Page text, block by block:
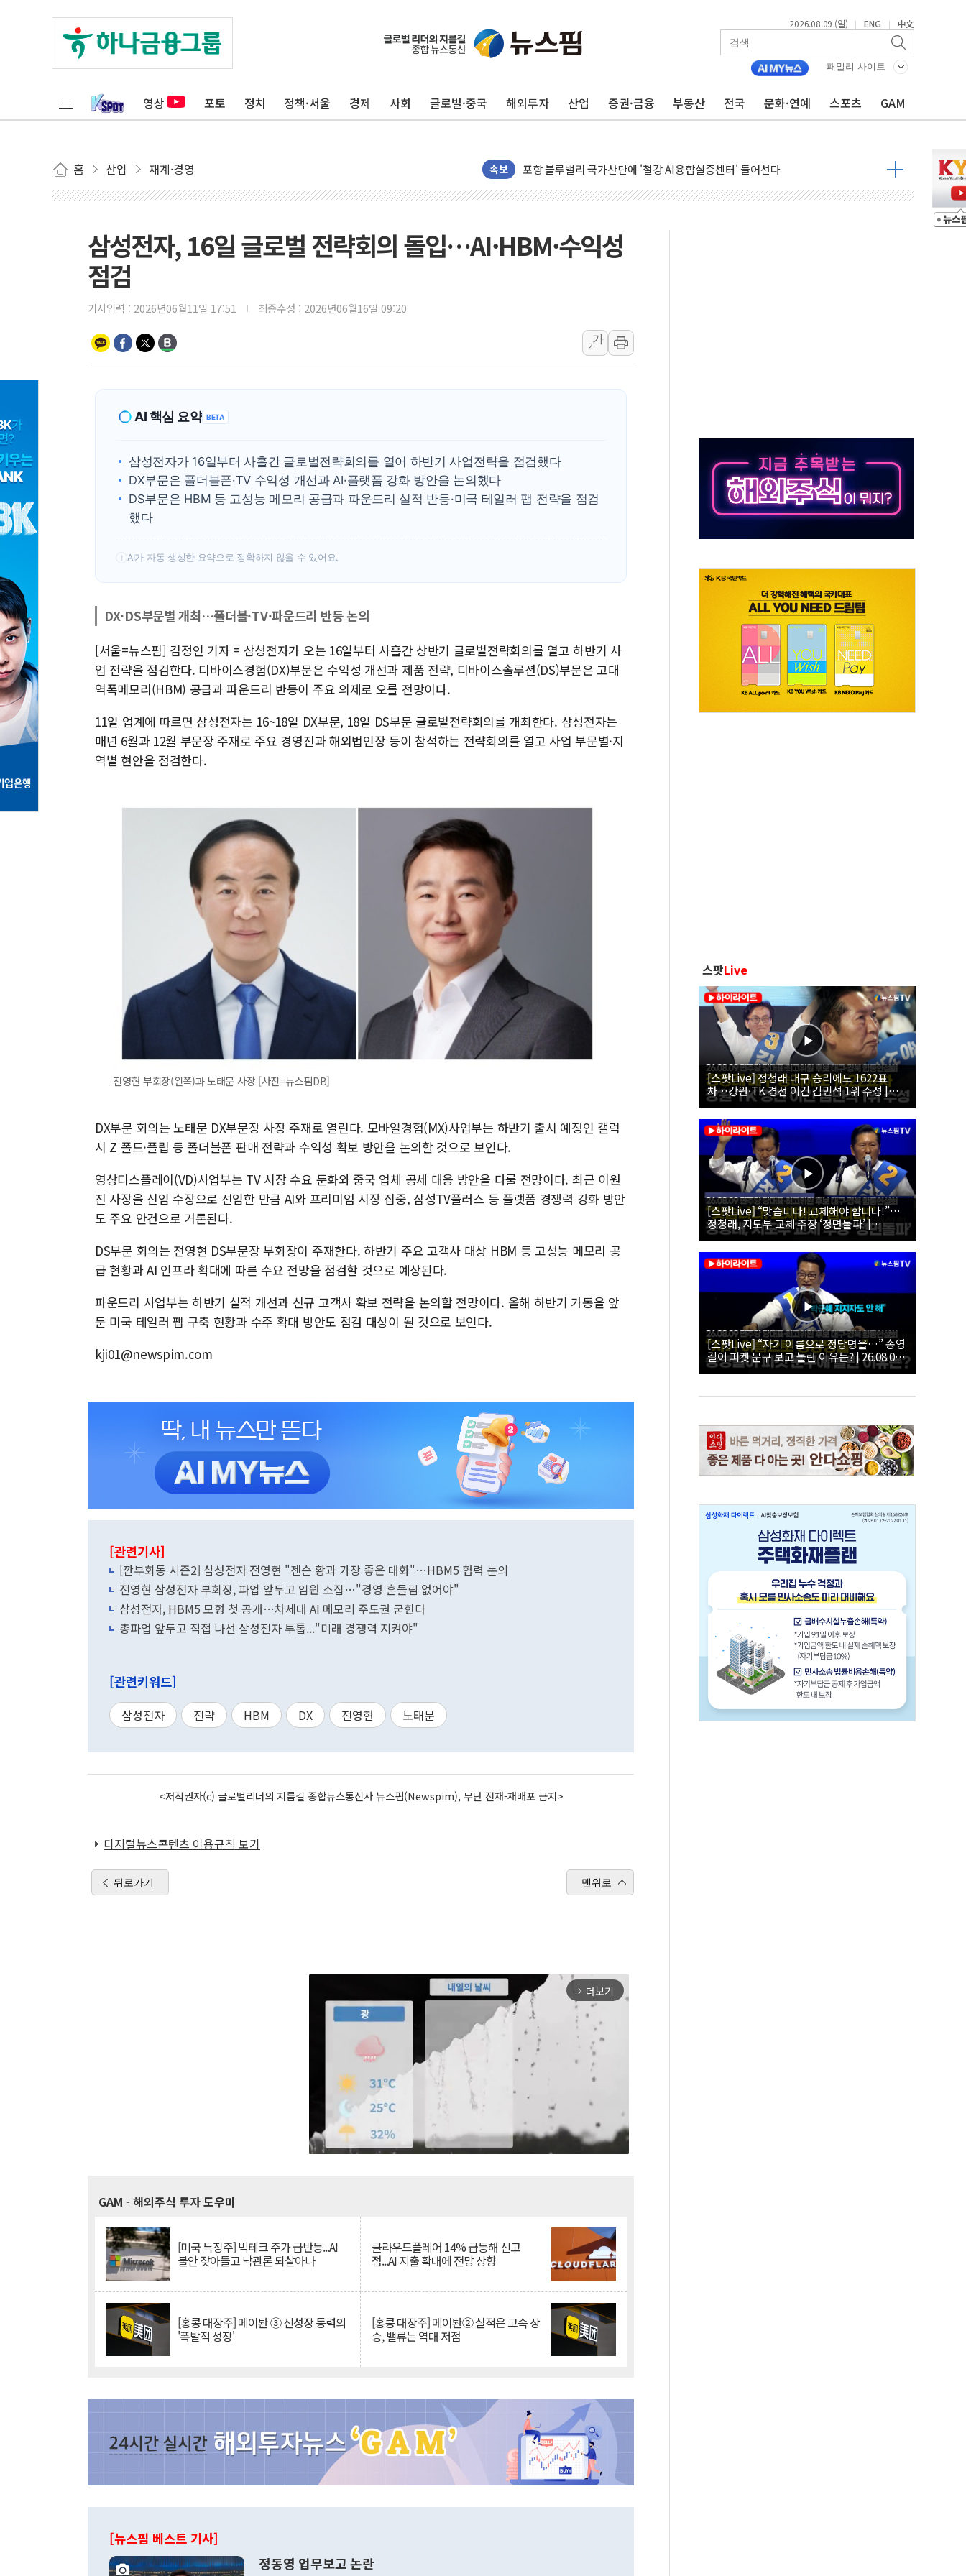
2026.08.09 (일) | ENG | 中文
패밀리 사이트
영상 포토 정치 정책·서울 경제 사회 글로벌·중국 해외투자 산업 증권·금융 부동산 전국 문화·연예 스포츠 GAM
홈 산업 재계·경영 속보
125mm 폭우 쏟아진 울진...'두천~하당'·'올미골교' 차량 통행 선제 제한
상주 낙동강 선착장 하류서 50대 숨진 채 발견...경찰, 조사 중
[종합] 김민석, 정청래에 누적 1.48%p 차 선두 유지...金 46.01% vs 鄭 44.53%
인천서 말다툼 중 어머니 살해 10대 구속…범행 후 반려견도 죽여
[속보] 민주, 대구 경선 결과 발표...정청래 47.82% 김민석 46.35% 송영길 5.83%
[속보] 민주, 강원 경선 결과 발표...김민석 50.30% 정청래 41.94% 송영길 7.76%
최태원, 노소영에 9440억 지급 확정되나…재상고 앞두고 막판 셈법
인천시 광복절 현수막 '태극기 거꾸로' 논란…이틀만에 철거
병무청, 보충역 전면 손질… 예술·체육요원 최대 33% 감축
홈플러스發 대형마트 판매, 역대 최대폭 감소한 9.4%↓…유통업계 양극화 심화
윤준병·이해민 의원, '정부 특사'로 콜롬비아 대통령 취임식 참석
'호우·산사태 주의보' 울진 시간당 30mm 강한 비...호우 피해 없어
삼성전자, 16일 글로벌 전략회의 돌입…AI·HBM·수익성
점검
기사입력 : 2026년06월11일 17:51 최종수정 : 2026년06월16일 09:20
가
가
AI 핵심 요약 BETA
삼성전자가 16일부터 사흘간 글로벌전략회의를 열어 하반기 사업전략을 점검했다
DX부문은 폴더블폰·TV 수익성 개선과 AI·플랫폼 강화 방안을 논의했다
DS부문은 HBM 등 고성능 메모리 공급과 파운드리 실적 반등·미국 테일러 팹 전략을 점검
했다
! AI가 자동 생성한 요약으로 정확하지 않을 수 있어요.
DX·DS부문별 개최…폴더블·TV·파운드리 반등 논의
[서울=뉴스핌] 김정인 기자 = 삼성전자가 오는 16일부터 사흘간 상반기 글로벌전략회의를 열고 하반기 사
업 전략을 점검한다. 디바이스경험(DX)부문은 수익성 개선과 제품 전략, 디바이스솔루션(DS)부문은 고대
역폭메모리(HBM) 공급과 파운드리 반등이 주요 의제로 오를 전망이다.
11일 업계에 따르면 삼성전자는 16~18일 DX부문, 18일 DS부문 글로벌전략회의를 개최한다. 삼성전자는
매년 6월과 12월 부문장 주재로 주요 경영진과 해외법인장 등이 참석하는 전략회의를 열고 사업 부문별·지
역별 현안을 점검한다.
전영현 부회장(왼쪽)과 노태문 사장 [사진=뉴스핌DB]
DX부문 회의는 노태문 DX부문장 사장 주재로 열린다. 모바일경험(MX)사업부는 하반기 출시 예정인 갤럭
시 Z 폴드·플립 등 폴더블폰 판매 전략과 수익성 확보 방안을 논의할 것으로 보인다.
영상디스플레이(VD)사업부는 TV 시장 수요 둔화와 중국 업체 공세 대응 방안을 다룰 전망이다. 최근 이원
진 사장을 신임 수장으로 선임한 만큼 AI와 프리미엄 시장 집중, 삼성TV플러스 등 플랫폼 경쟁력 강화 방안
도 주요 안건으로 거론된다.
DS부문 회의는 전영현 DS부문장 부회장이 주재한다. 하반기 주요 고객사 대상 HBM 등 고성능 메모리 공
급 현황과 AI 인프라 확대에 따른 수요 전망을 점검할 것으로 예상된다.
파운드리 사업부는 하반기 실적 개선과 신규 고객사 확보 전략을 논의할 전망이다. 올해 하반기 가동을 앞
둔 미국 테일러 팹 구축 현황과 수주 확대 방안도 점검 대상이 될 것으로 보인다.
kji01@newspim.com
[관련기사]
[깐부회동 시즌2] 삼성전자 전영현 "젠슨 황과 가장 좋은 대화"…HBM5 협력 논의
전영현 삼성전자 부회장, 파업 앞두고 임원 소집…"경영 흔들림 없어야"
삼성전자, HBM5 모형 첫 공개…차세대 AI 메모리 주도권 굳힌다
총파업 앞두고 직접 나선 삼성전자 투톱..."미래 경쟁력 지켜야"
[관련키워드]
삼성전자 전략 HBM DX 전영현 노태문
<저작권자(c) 글로벌리더의 지름길 종합뉴스통신사 뉴스핌(Newspim), 무단 전재-재배포 금지>
디지털뉴스콘텐츠 이용규칙 보기
뒤로가기 맨위로
arrow_forward_ios 더보기
GAM - 해외주식 투자 도우미
[미국 특징주] 빅테크 주가 급반등...AI
불안 잦아들고 낙관론 되살아나
클라우드플레어 14% 급등해 신고
점...AI 지출 확대에 전망 상향
[홍콩 대장주] 메이퇀 ③ 신성장 동력의
'폭발적 성장'
[홍콩 대장주] 메이퇀② 실적은 고속 상
승, 밸류는 역대 저점
[뉴스핌 베스트 기사]
정동영 업무보고 논란
스팟Live
[스팟Live] 정청래 대구 승리에도 1622표
차…강원·TK 경선 이긴 김민석 1위 수성 |
26.08.09 더불어민주당 당대표·최고위원 후
보 대구·경북 합동연설회
[스팟Live] “맞습니다! 교체해야 합니다!”…
정청래, 지도부 교체 주장 ‘정면돌파’ |
26.08.09 더불어민주당 당대표·최고위원 후
보 대구·경북 합동연설회
[스팟Live] “자기 이름으로 정당명을…” 송영
길이 피켓 문구 보고 놀란 이유는? | 26.08.09
더불어민주당 당대표·최고위원 후보 대구·경